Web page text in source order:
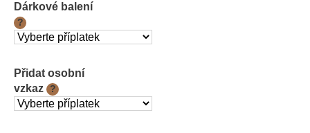
Dárkové balení
?
Přidat osobní
vzkaz
?